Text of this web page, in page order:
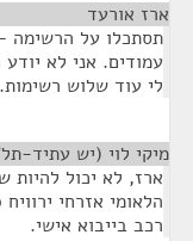
ארז אורעד
תסתכלו על הרשימה
עמודים. אני לא
לי עוד שלוש
מיקי לוי (יש עתיד-
ארז, לא יכול
רכב בייבוא אישי.